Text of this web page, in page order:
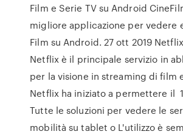
Film e Serie TV su Android
migliore applicazione per vedere
Film su Android. 27 ott 2019
Netflix è il principale servizio in
per la visione in streaming di film
Netflix ha iniziato a permettere il
Tutte le soluzioni per vedere le
mobilità su tablet o L'utilizzo è